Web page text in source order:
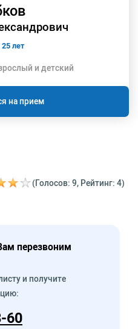
лет
и детский
на прием
(Голосов: 9, Рейтинг: 4)
перезвоним
и получите
60